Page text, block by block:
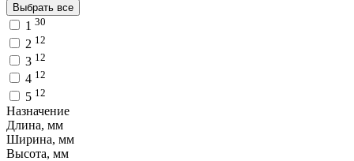
Выбрать все
1 30
2 12
3 12
4 12
5 12
Назначение
Длина, мм
Ширина, мм
Высота, мм